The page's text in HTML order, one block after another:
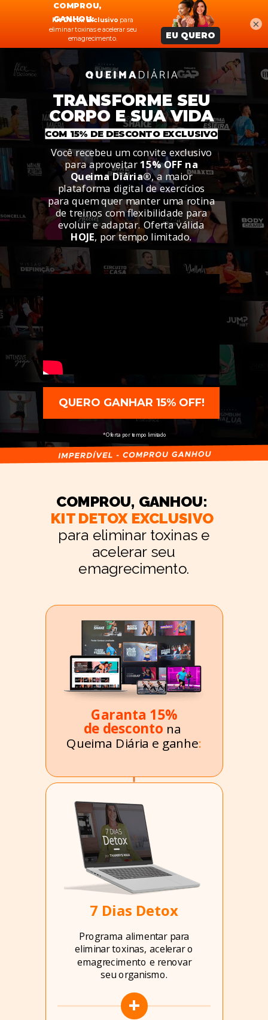
TRANSFORME SEU
CORPO E SUA VIDA
COM 15% DE DESCONTO EXCLUSIVO
Você recebeu um convite exclusivo
para aproveitar15% OFF na
Queima Diária®, a maior
plataforma digital de exercícios
para quem quer manter uma rotina
de treinos com flexibilidade para
evoluir e adaptar. Oferta válida
HOJE, por tempo limitado.
QUERO GANHAR 15% OFF!
*Oferta por tempo limitado
Garanta 15%
de desconto na
Queima Diária e ganhe:
7 Dias Detox
Programa alimentar para
eliminar toxinas, acelerar o
emagrecimento e renovar
seu organismo.
+
COMPROU, GANHOU:
KIT DETOX EXCLUSIVO
para eliminar toxinas e
acelerar seu
emagrecimento.
×